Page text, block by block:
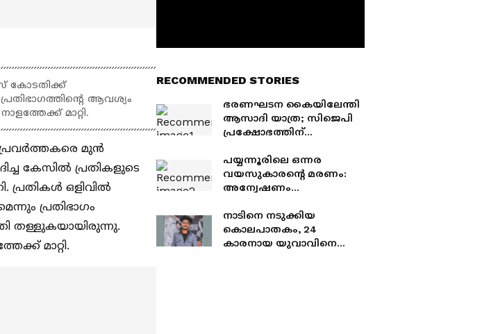
കോടതിക്ക്
ആവശ്യം
മാറ്റി.
മുൻ
കേസിൽ പ്രതികളുടെ
പ്രതികൾ ഒളിവിൽ
പ്രതിഭാഗം
തള്ളുകയായിരുന്നു.
മാറ്റി.
RECOMMENDED STORIES
ഭരണഘടന കൈയിലേന്തി
ആസാദി യാത്ര; സിജെപി
പ്രക്ഷോഭത്തിന്
വേടൻ
പയ്യന്നൂരിലെ ഒന്നര
വയസുകാരന്‍റെ മരണം:
അന്വേഷണം
കുഞ്ഞിന്‍റെ അച്ഛൻ;
മുഖ്യമന്ത്രിയെ നേരിൽ
കണ്ട് പരാതി നൽകും
നാടിനെ നടുക്കിയ
കൊലപാതകം, 24
കാരനായ യുവാവിനെ